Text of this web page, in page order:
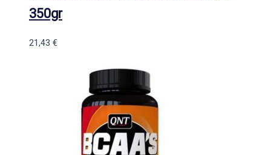
350gr
21,43 €